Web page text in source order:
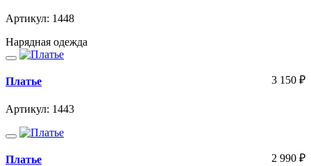
Артикул: 1448
Нарядная одежда
Платье
Артикул: 1443
3 150 ₽
Платье 2 990 ₽